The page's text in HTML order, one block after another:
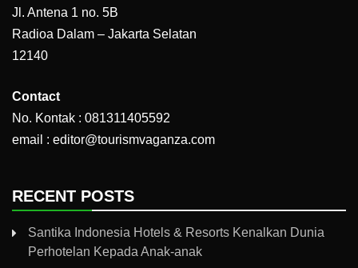
Jl. Antena 1 no. 5B
Radioa Dalam – Jakarta Selatan
12140
Contact
No. Kontak : 081311405592
email : editor@tourismvaganza.com
RECENT POSTS
Santika Indonesia Hotels & Resorts Kenalkan Dunia
Perhotelan Kepada Anak-anak